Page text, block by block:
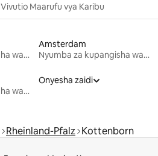
Vivutio Maarufu vya Karibu
Nyumba za kupangisha wakati wa likizo
Amsterdam
Nyumba za kupangisha wakati wa likizo
Nyumba za kupangisha wakati wa likizo
Onyesha zaidi
Rheinland-Pfalz Kottenborn